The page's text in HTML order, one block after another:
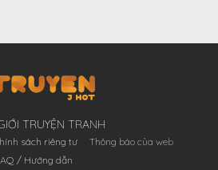
TRUYỆN TRANH
sách riêng tư
Thông báo của web
/ Hướng dẫn